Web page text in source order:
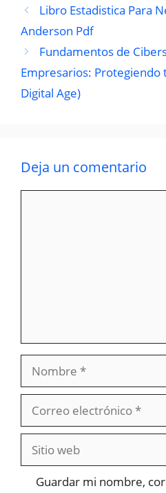
Libro Estadistica Para
Anderson Pdf
Fundamentos de
Empresarios: Protegiendo
Digital Age)
Deja un comentario
Nombre
electrónico
Sitio
web
Guardar mi nombre,